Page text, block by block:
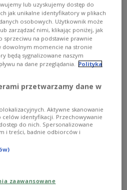
na podstawie
Jasnorzewskiej
Aleksandry
niekonwencjonalnych
lub uzyskujemy dostęp do
jak unikalne identyfikatory w plikach
osobowych. Użytkownik może
zarządzać nimi, klikając poniżej, jak
sprzeciwu na podstawie prawnie
dowolnym momencie na stronie
będą sygnalizowane naszym
na dane przeglądania. Polityka
przetwarzamy dane w
Aktywne skanowanie
celów identyfikacji. Przechowywanie
do nich. Spersonalizowane
i treści, badnie odbiorców i
zaawansowane